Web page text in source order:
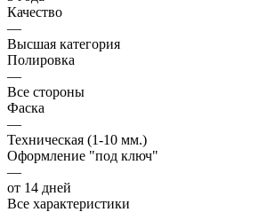
Качество
—
Высшая категория
Полировка
—
Все стороны
Фаска
—
Техническая (1-10 мм.)
Оформление "под ключ"
—
от 14 дней
Все характеристики